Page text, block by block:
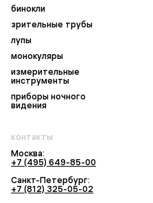
бинокли
зрительные трубы
лупы
монокуляры
измерительные
инструменты
приборы ночного
видения
контакты
Москва:
+7 (495) 649-85-00
Санкт-Петербург:
+7 (812) 325-05-02